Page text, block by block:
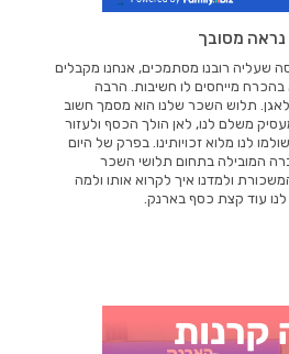
מסובך
שעליה רובנו מסתמכים, אנחנו מקבלים
מייחסים לו חשיבות. הרבה
תלוש השכר שלנו הוא מסמך חשוב
משלם לנו, לאן הולך הכסף ולעזור
לנו מלוא זכויותינו. בפרק של היום
המובילה בתחום תלושי השכר
ולמדנו איך לקרוא אותו ולמה
עוד קצת כסף בארנק.